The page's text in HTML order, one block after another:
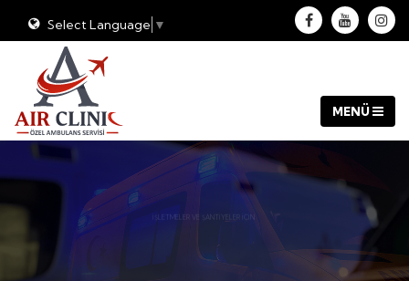
Select Language ▼
İŞLETMELER VE ŞANTİYELER İÇİN
AMBULANS HİZMETİ